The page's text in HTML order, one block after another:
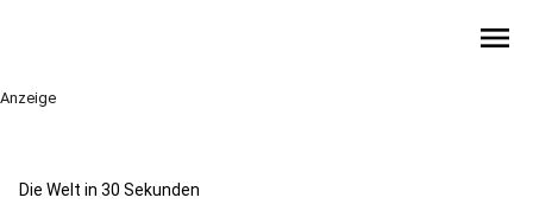
menu
Anzeige
Die Welt in 30 Sekunden